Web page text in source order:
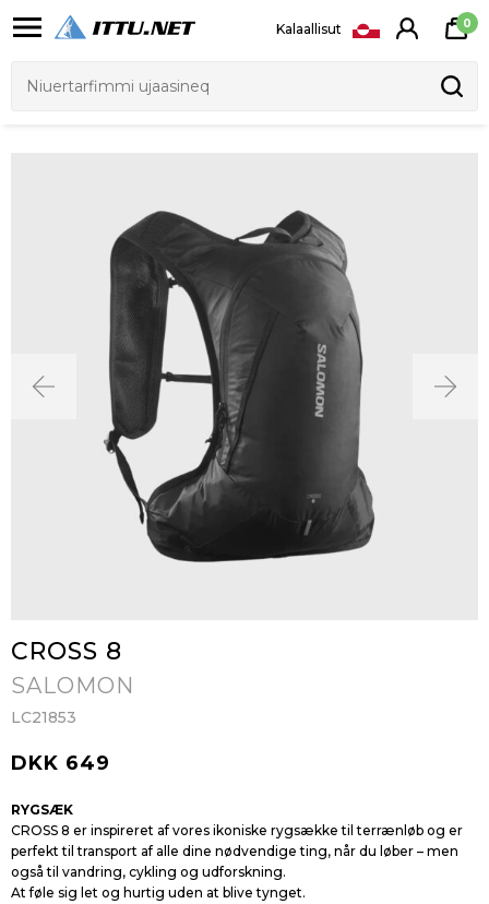
Kalaallisut 0
CROSS 8
SALOMON
LC21853
DKK 649
RYGSÆK
CROSS 8 er inspireret af vores ikoniske rygsække til terrænløb og er
perfekt til transport af alle dine nødvendige ting, når du løber – men
også til vandring, cykling og udforskning.
At føle sig let og hurtig uden at blive tynget.